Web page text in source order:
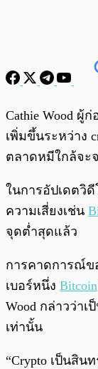
Cathie Wood ผู้
เพิ่มขึ้นระหว่าง
ตลาดหมีใกล้จะ
ในการอัปเดตวิ
ความเสี่ยงเช่น
จุดต่ำสุดแล้ว
การคาดการณ์ข
เบอร์หนึ่ง Bitcoin
Wood กล่าวว่า
เท่านั้น
“Crypto เป็นสิ